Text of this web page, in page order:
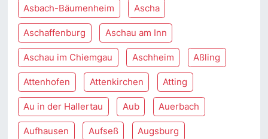
Asbach-Bäumenheim Ascha
Aschaffenburg Aschau am Inn
Aschau im Chiemgau Aschheim Aßling
Attenhofen Attenkirchen Atting
Au in der Hallertau Aub Auerbach
Aufhausen Aufseß Augsburg